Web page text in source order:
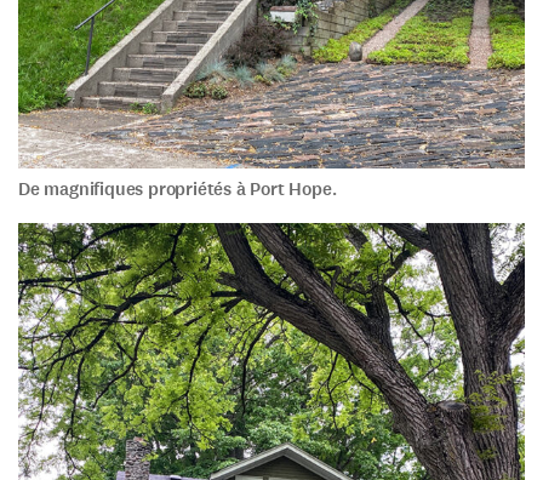
De magnifiques propriétés à Port Hope.